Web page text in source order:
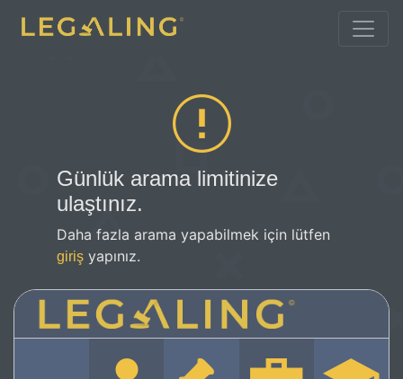
Günlük arama limitinize
ulaştınız.
Daha fazla arama yapabilmek için lütfen
giriş yapınız.